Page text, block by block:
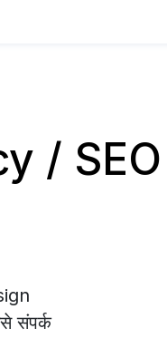
/
संपर्क